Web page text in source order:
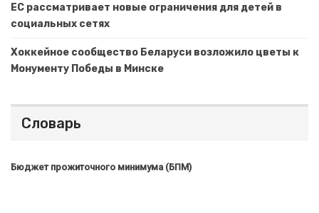
ЕС рассматривает новые ограничения для детей в
социальных сетях
Хоккейное сообщество Беларуси возложило цветы к
Монументу Победы в Минске
Словарь
Бюджет прожиточного минимума (БПМ)